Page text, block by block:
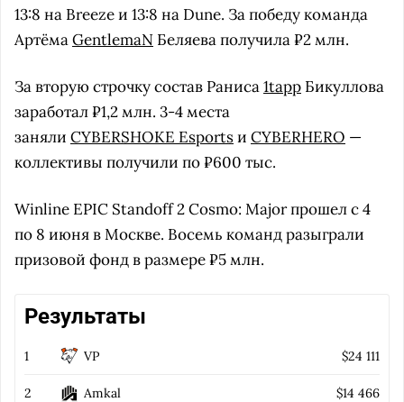
13:8 на Breeze и 13:8 на Dune. За победу команда
АртёмаGentlemaN Беляева получила ₽2 млн.
За вторую строчку состав Раниса1tapp Бикуллова
заработал ₽1,2 млн. 3-4 места
заняли CYBERSHOKE Esportsи CYBERHERO —
коллективы получили по ₽600 тыс.
Winline EPIC Standoff 2 Cosmo: Major прошел с 4
по 8 июня в Москве. Восемь команд разыграли
призовой фонд в размере ₽5 млн.
Результаты
1 VP $24 111
2 Amkal $14 466